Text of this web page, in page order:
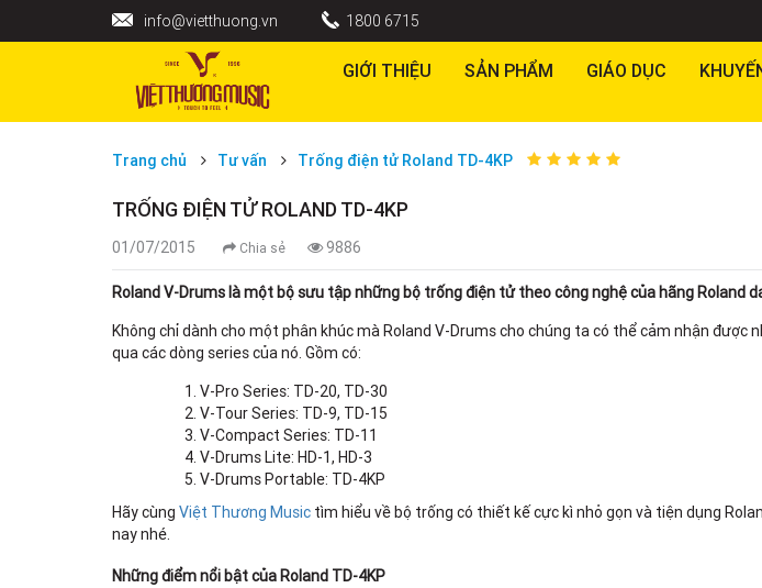
info@vietthuong.vn 1800 6715
GIỚI THIỆU SẢN PHẨM GIÁO DỤC
Trang chủ Tư vấn Trống điện tử Roland TD-4KP
TRỐNG ĐIỆN TỬ ROLAND TD-4KP
01/07/2015 Chia sẻ 9886
Roland V-Drums là một bộ sưu tập những bộ trống điện tử theo công nghệ của hãng Roland
Không chỉ dành cho một phân khúc mà Roland V-Drums cho chúng ta có thể cảm nhận được
qua các dòng series của nó. Gồm có:
V-Pro Series: TD-20, TD-30
V-Tour Series: TD-9, TD-15
V-Compact Series: TD-11
V-Drums Lite: HD-1, HD-3
V-Drums Portable: TD-4KP
Hãy cùng Việt Thương Music tìm hiểu về bộ trống có thiết kế cực kì nhỏ gọn và tiện dụng
nay nhé.
Những điểm nổi bật của Roland TD-4KP